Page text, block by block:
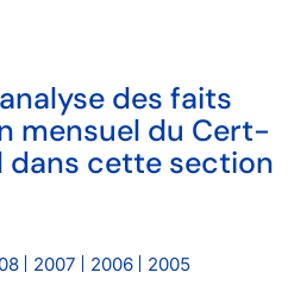
des faits
mensuel du Cert-
dans cette section
2007 2006 2005